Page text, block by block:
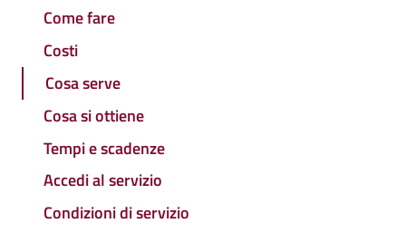
Come fare
Costi
Cosa serve
Cosa si ottiene
Tempi e scadenze
Accedi al servizio
Condizioni di servizio